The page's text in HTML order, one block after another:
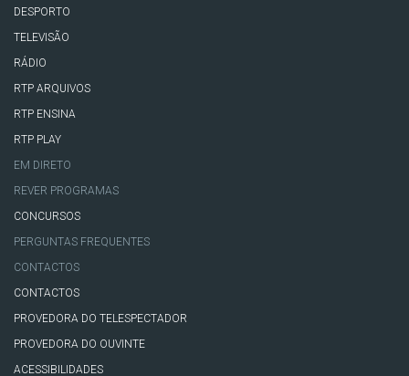
DESPORTO
TELEVISÃO
RÁDIO
RTP ARQUIVOS
RTP ENSINA
RTP PLAY
EM DIRETO
REVER PROGRAMAS
CONCURSOS
PERGUNTAS FREQUENTES
CONTACTOS
CONTACTOS
PROVEDORA DO TELESPECTADOR
PROVEDORA DO OUVINTE
ACESSIBILIDADES